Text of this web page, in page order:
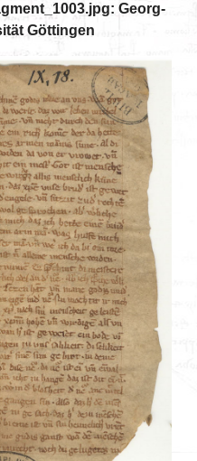
Georg-
Göttingen